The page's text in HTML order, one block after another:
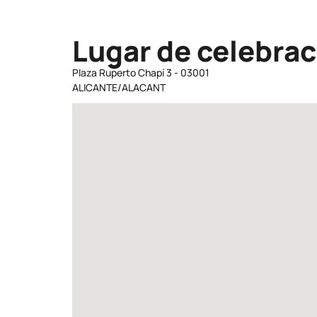
Lugar de
Plaza Ruperto Chapí 3 - 03001
ALICANTE/ALACANT